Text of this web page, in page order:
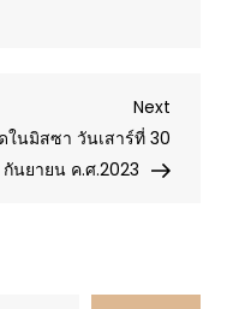
Next
Post
Next
ในมิสซา วันเสาร์ที่ 30
กันยายน ค.ศ.2023